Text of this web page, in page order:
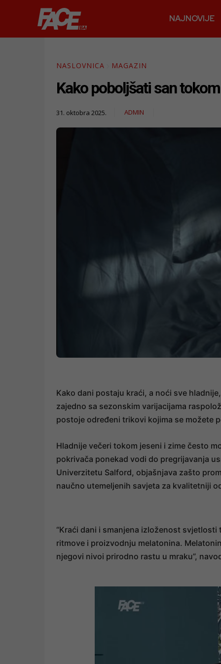
NAJNOVIJE
NASLOVNICA MAGAZIN
Kako poboljšati san
31. oktobra 2025. ADMIN
Kako dani postaju kraći, a noći sve
zajedno sa sezonskim varijacijama
postoje određeni trikovi kojima se možete
Hladnije večeri tokom jeseni i zime često
pokrivača ponekad vodi do pregrijavanja
Univerzitetu Salford, objašnjava zašto
naučno utemeljenih savjeta za kvalitetniji
“Kraći dani i smanjena izloženost
ritmove i proizvodnju melatonina.
njegovi nivoi prirodno rastu u mraku”,